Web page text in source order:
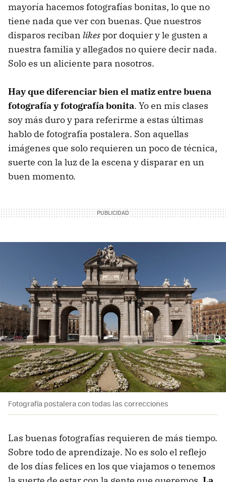
mayoría hacemos fotografías bonitas, lo que no
tiene nada que ver con buenas. Que nuestros
disparos reciban likespor doquier y le gusten a
nuestra familia y allegados no quiere decir nada.
Solo es un aliciente para nosotros.
Hay que diferenciar bien el matiz entre buena
fotografía y fotografía bonita. Yo en mis clases
soy más duro y para referirme a estas últimas
hablo de fotografía postalera. Son aquellas
imágenes que solo requieren un poco de técnica,
suerte con la luz de la escena y disparar en un
buen momento.
Fotografía postalera con todas las correcciones
Las buenas fotografías requieren de más tiempo.
Sobre todo de aprendizaje. No es solo el reflejo
de los días felices en los que viajamos o tenemos